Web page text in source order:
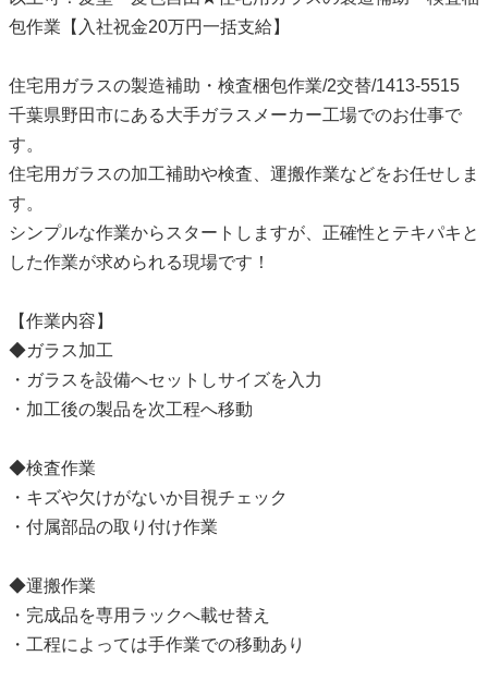
包作業【入社祝金20万円一括支給】
住宅用ガラスの製造補助・検査梱包作業/2交替/1413-5515
千葉県野田市にある大手ガラスメーカー工場でのお仕事で
す。
住宅用ガラスの加工補助や検査、運搬作業などをお任せしま
す。
シンプルな作業からスタートしますが、正確性とテキパキと
した作業が求められる現場です！
【作業内容】
◆ガラス加工
・ガラスを設備へセットしサイズを入力
・加工後の製品を次工程へ移動
◆検査作業
・キズや欠けがないか目視チェック
・付属部品の取り付け作業
◆運搬作業
・完成品を専用ラックへ載せ替え
・工程によっては手作業での移動あり